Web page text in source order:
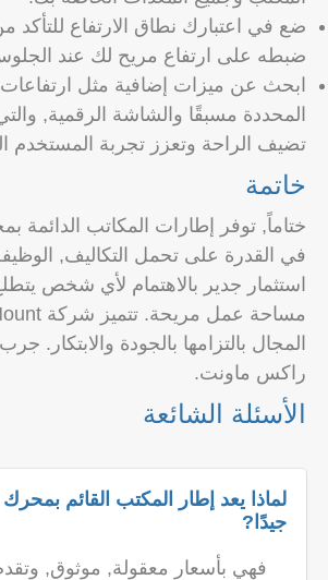
ضع في اعتبارك نطاق الارتفاع للتأكد
ضبطه على ارتفاع مريح لك عند
ابحث عن ميزات إضافية مثل ارتفاعات
المحددة مسبقًا والشاشة الرقمية,
تضيف الراحة وتعزز تجربة المستخدم
خاتمة
ختاماً, توفر إطارات المكاتب الدائمة
في القدرة على تحمل التكاليف,
استثمار جدير بالاهتمام لأي شخص
المجال بالتزامها بالجودة والابتكار.
راكس ماونت.
الأسئلة الشائعة
لماذا يعد إطار المكتب القائم بمحرك
جيدًا?
فهي بأسعار معقولة, موثوق,